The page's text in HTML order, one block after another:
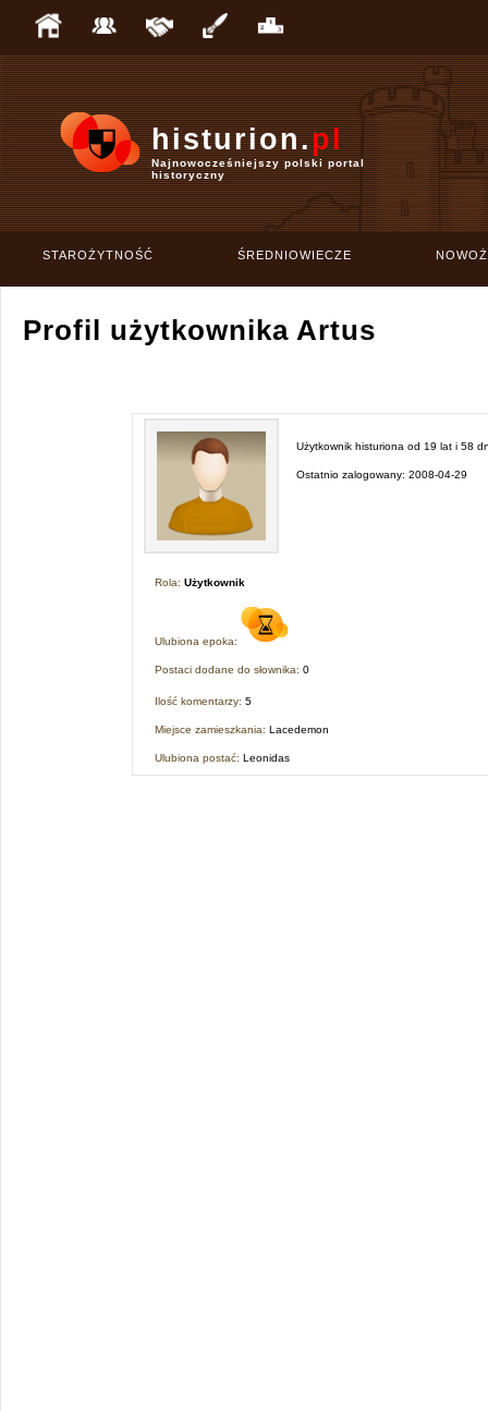
histurion.pl
Najnowocześniejszy polski portal
historyczny
STAROŻYTNOŚĆ ŚREDNIOWIECZE
Profil użytkownika Artus
Użytkownik histuriona od 19 lat i 58
Ostatnio zalogowany: 2008-04-29
Rola: Użytkownik
Ulubiona epoka:
Postaci dodane do słownika: 0
Ilość komentarzy: 5
Miejsce zamieszkania: Lacedemon
Ulubiona postać: Leonidas